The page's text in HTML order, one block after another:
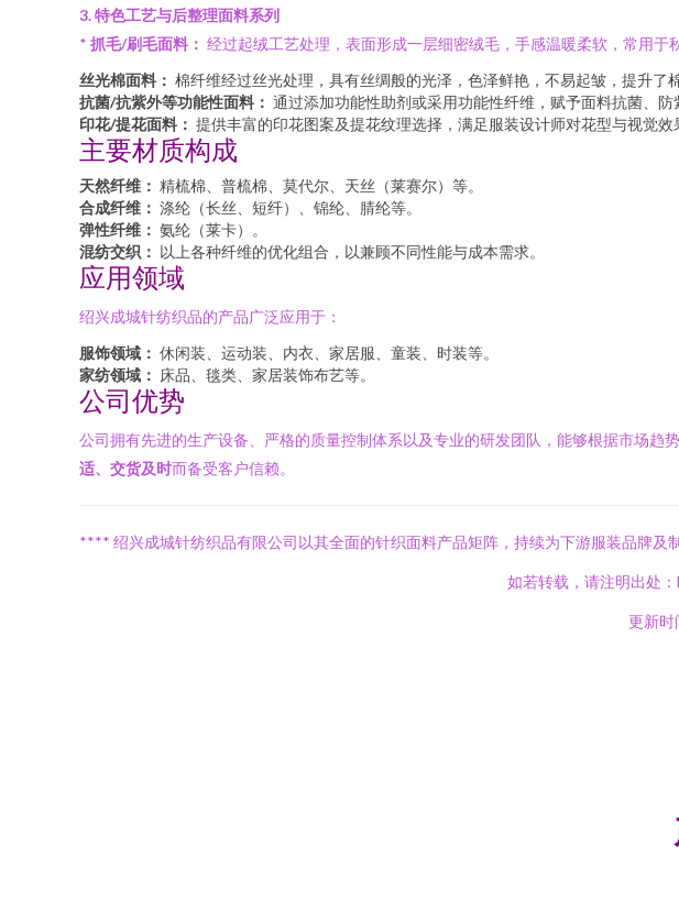
3. 特色工艺与后整理面料系列
* 抓毛/刷毛面料： 经过起绒工艺处理，表面形成一层细密绒毛，手感温暖柔软，常用于
丝光棉面料： 棉纤维经过丝光处理，具有丝绸般的光泽，色泽鲜艳，不易起皱，提升了
抗菌/抗紫外等功能性面料： 通过添加功能性助剂或采用功能性纤维，赋予面料抗菌、
印花/提花面料： 提供丰富的印花图案及提花纹理选择，满足服装设计师对花型与视觉效
主要材质构成
天然纤维： 精梳棉、普梳棉、莫代尔、天丝（莱赛尔）等。
合成纤维： 涤纶（长丝、短纤）、锦纶、腈纶等。
弹性纤维： 氨纶（莱卡）。
混纺交织： 以上各种纤维的优化组合，以兼顾不同性能与成本需求。
应用领域
绍兴成城针纺织品的产品广泛应用于：
服饰领域： 休闲装、运动装、内衣、家居服、童装、时装等。
家纺领域： 床品、毯类、家居装饰布艺等。
公司优势
公司拥有先进的生产设备、严格的质量控制体系以及专业的研发团队，能够根据市场趋
适、交货及时而备受客户信赖。
**** 绍兴成城针纺织品有限公司以其全面的针织面料产品矩阵，持续为下游服装品牌及
如若转载，请注明出处
更新时